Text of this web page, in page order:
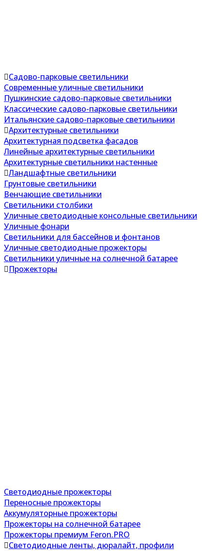
Садово-парковые светильники
Современные уличные светильники
Пушкинские садово-парковые светильники
Классические садово-парковые светильники
Итальянские садово-парковые светильники
Архитектурные светильники
Архитектурная подсветка фасадов
Линейные архитектурные светильники
Архитектурные светильники настенные
Ландшафтные светильники
Грунтовые светильники
Венчающие светильники
Светильники столбики
Уличные светодиодные консольные светильники
Уличные фонари
Светильники для бассейнов и фонтанов
Уличные светодиодные прожекторы
Светильники уличные на солнечной батарее
Прожекторы
Светодиодные прожекторы
Переносные прожекторы
Аккумуляторные прожекторы
Прожекторы на солнечной батарее
Прожекторы премиум Feron.PRO
Светодиодные ленты, дюралайт, профили